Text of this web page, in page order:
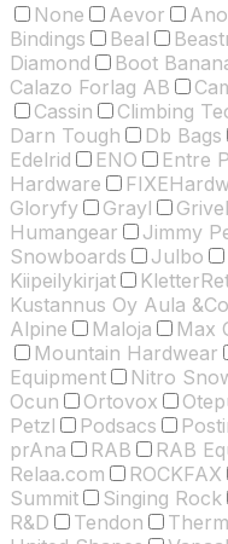
None Aevor
Bindings
Beal
Diamond
Boot
Calazo Forlag AB
Cassin
Climbing
Darn Tough
Db Bags
Edelrid
ENO Entre
Hardware
Gloryfy
Grayl Grivel
Humangear
Jimmy
Snowboards
Julbo
Kiipeilykirjat
Kustannus Oy Aula &Co
Alpine
Maloja Max
Mountain Hardwear
Equipment
Nitro
Ocun
Ortovox
Petzl
Podsacs
prAna
RAB RAB
Relaa.com
ROCKFAX
Summit
Singing Rock
R&D
Tendon